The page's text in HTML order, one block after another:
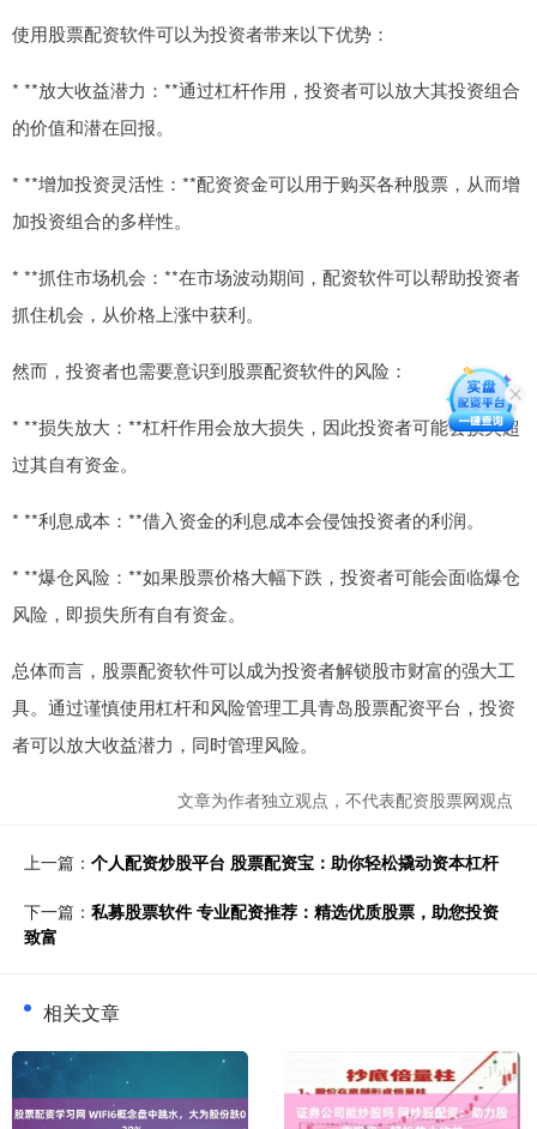
使用股票配资软件可以为投资者带来以下优势：
* **放大收益潜力：**通过杠杆作用，投资者可以放大其投资组合
的价值和潜在回报。
* **增加投资灵活性：**配资资金可以用于购买各种股票，从而增
加投资组合的多样性。
* **抓住市场机会：**在市场波动期间，配资软件可以帮助投资者
抓住机会，从价格上涨中获利。
然而，投资者也需要意识到股票配资软件的风险：
* **损失放大：**杠杆作用会放大损失，因此投资者可能会损失超
过其自有资金。
* **利息成本：**借入资金的利息成本会侵蚀投资者的利润。
* **爆仓风险：**如果股票价格大幅下跌，投资者可能会面临爆仓
风险，即损失所有自有资金。
总体而言，股票配资软件可以成为投资者解锁股市财富的强大工
具。通过谨慎使用杠杆和风险管理工具青岛股票配资平台，投资
者可以放大收益潜力，同时管理风险。
文章为作者独立观点，不代表配资股票网观点
上一篇： 个人配资炒股平台 股票配资宝：助你轻松撬动资本杠杆
下一篇： 私募股票软件 专业配资推荐：精选优质股票，助您投资
致富
相关文章